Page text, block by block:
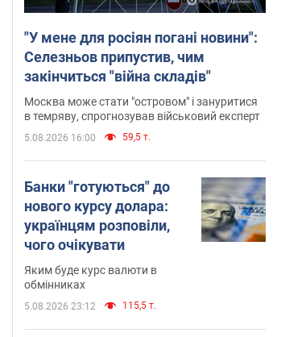
"У мене для росіян погані новини":
Селезньов припустив, чим
закінчиться "війна складів"
Москва може стати "островом" і зануритися
в темряву, спрогнозував військовий експерт
5.08.2026 16:00 59,5 т.
Банки "готуються" до
нового курсу долара:
українцям розповіли,
чого очікувати
Яким буде курс валюти в
обмінниках
5.08.2026 23:12 115,5 т.